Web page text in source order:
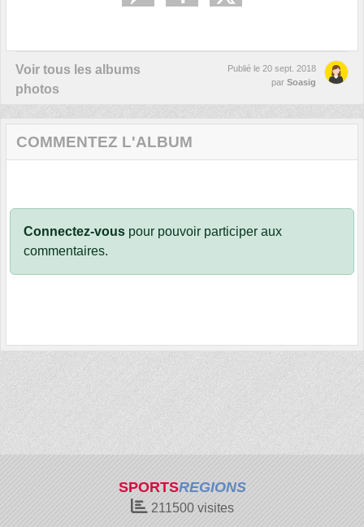
Voir tous les albums
photos
Publié le 20 sept. 2018
par Soasig
COMMENTEZ L'ALBUM
Connectez-vous pour pouvoir participer aux
commentaires.
SPORTSREGIONS
211500visites